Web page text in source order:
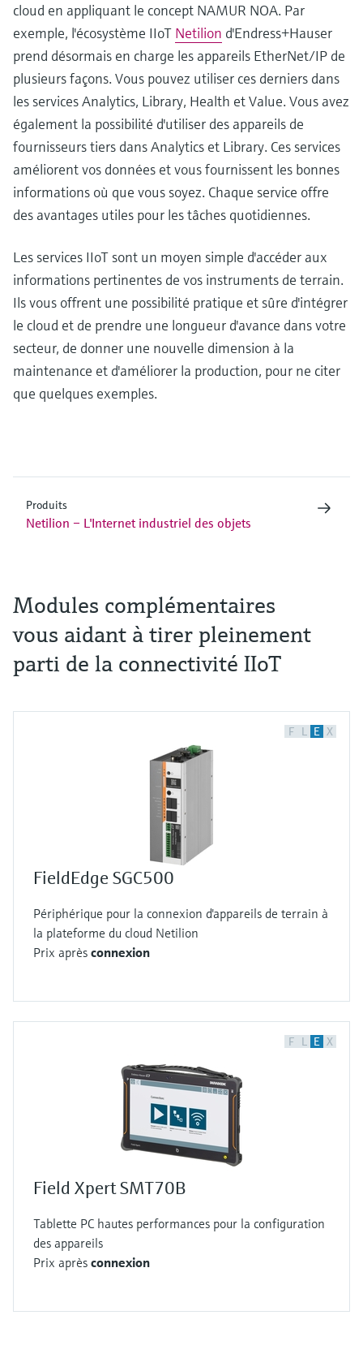
cloud en appliquant le concept NAMUR NOA. Par
exemple, l'écosystème IIoT Netilion d'Endress+Hauser
prend désormais en charge les appareils EtherNet/IP de
plusieurs façons. Vous pouvez utiliser ces derniers dans
les services Analytics, Library, Health et Value. Vous avez
également la possibilité d'utiliser des appareils de
fournisseurs tiers dans Analytics et Library. Ces services
améliorent vos données et vous fournissent les bonnes
informations où que vous soyez. Chaque service offre
des avantages utiles pour les tâches quotidiennes.
Les services IIoT sont un moyen simple d'accéder aux
informations pertinentes de vos instruments de terrain.
Ils vous offrent une possibilité pratique et sûre d'intégrer
le cloud et de prendre une longueur d'avance dans votre
secteur, de donner une nouvelle dimension à la
maintenance et d'améliorer la production, pour ne citer
que quelques exemples.
Produits
Netilion – L'Internet industriel des objets
Modules complémentaires
vous aidant à tirer pleinement
parti de la connectivité IIoT
F L E X
FieldEdge SGC500
Périphérique pour la connexion d'appareils de terrain à
la plateforme du cloud Netilion
Prix après connexion
F L E X
Field Xpert SMT70B
Tablette PC hautes performances pour la configuration
des appareils
Prix après connexion